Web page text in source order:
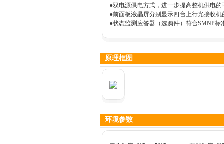
●双电源供电方式，进一步提高整机供电的
●前面板液晶屏分别显示四台上行光接收机
●状态监测应答器（选购件）符合SMNP标
原理框图
环境参数